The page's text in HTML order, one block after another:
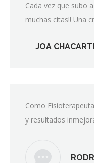
JOA
Cada vez que subo
muchas citas!! Una
Como
y resultados